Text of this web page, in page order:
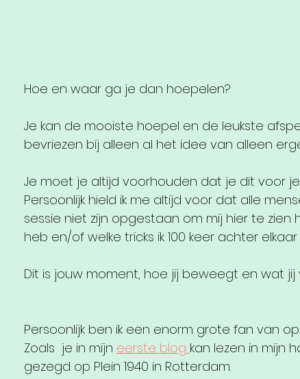
Hoe en waar ga je dan hoepelen?
Je kan de mooiste hoepel en de leukste
bevriezen bij alleen al het idee van alleen
Je moet je altijd voorhouden dat je dit voor
Persoonlijk hield ik me altijd voor dat alle
sessie niet zijn opgestaan om mij hier te zien
heb en/of welke tricks ik 100 keer achter
Dit is jouw moment, hoe jij beweegt en wat
Persoonlijk ben ik een enorm grote fan van
Zoals  je in mijn eerste blog kan lezen in mijn
gezegd op Plein 1940 in Rotterdam.